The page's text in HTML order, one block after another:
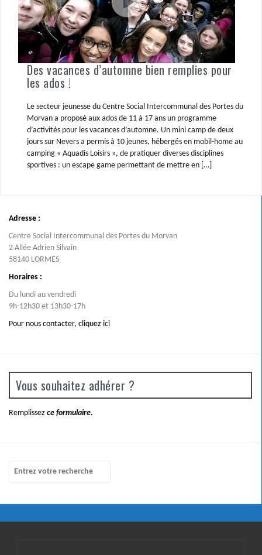
Des vacances d’automne bien remplies pour
les ados !
Le secteur jeunesse du Centre Social Intercommunal des Portes du
Morvan a proposé aux ados de 11 à 17 ans un programme
d’activités pour les vacances d’automne. Un mini camp de deux
jours sur Nevers a permis à 10 jeunes, hébergés en mobil-home au
camping « Aquadis Loisirs », de pratiquer diverses disciplines
sportives : un escape game permettant de mettre en […]
Adresse :
Centre Social Intercommunal des Portes du Morvan
2 Allée Adrien Silvain
58140 LORMES
Horaires :
Du lundi au vendredi
9h-12h30 et 13h30-17h
Pour nous contacter, cliquez ici
Vous souhaitez adhérer ?
Remplissez ce formulaire.